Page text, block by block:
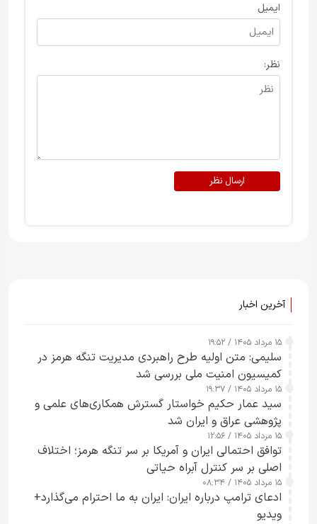
ایمیل
نظر:
ارسال نظر
آخرین اخبار
۱۵ مرداد ۱۴۰۵ / ۱۹:۵۲
سلیمی: متن اولیه طرح راهبردی مدیریت تنگه هرمز در
کمیسیون امنیت ملی بررسی شد
۱۵ مرداد ۱۴۰۵ / ۱۹:۳۷
سید عمار حکیم خواستار گسترش همکاری‌های علمی و
پژوهشی عراق و ایران شد
۱۵ مرداد ۱۴۰۵ / ۱۲:۵۶
توافق احتمالی ایران و آمریکا بر سر تنگه هرمز؛ اختلاف
اصلی بر سر کنترل آبراه حیاتی
۱۵ مرداد ۱۴۰۵ / ۰۸:۳۴
ادعای ترامپ درباره ایران: ایران به ما احترام می‌گذارد+
ویدیو